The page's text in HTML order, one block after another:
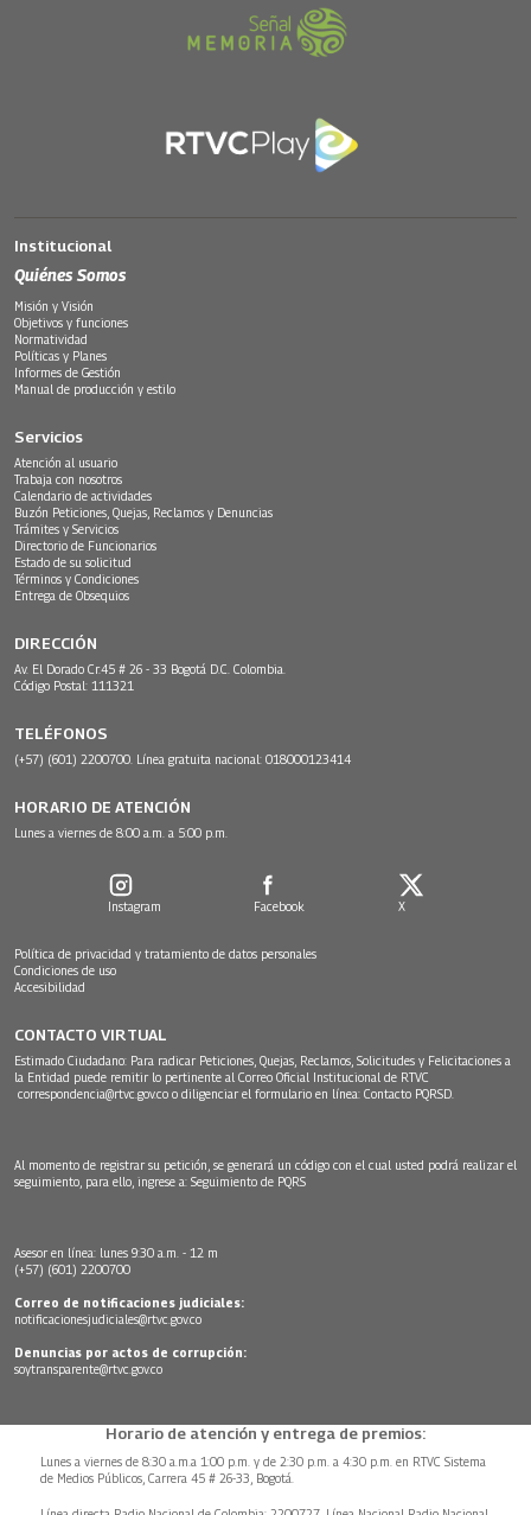
Institucional
Quiénes Somos
Misión y Visión
Objetivos y funciones
Normatividad
Políticas y Planes
Informes de Gestión
Manual de producción y estilo
Servicios
Atención al usuario
Trabaja con nosotros
Calendario de actividades
Buzón Peticiones, Quejas, Reclamos y Denuncias
Trámites y Servicios
Directorio de Funcionarios
Estado de su solicitud
Términos y Condiciones
Entrega de Obsequios
DIRECCIÓN
Av. El Dorado Cr.45 # 26 - 33 Bogotá D.C. Colombia.
Código Postal: 111321
TELÉFONOS
(+57) (601) 2200700. Línea gratuita nacional: 018000123414
HORARIO DE ATENCIÓN
Lunes a viernes de 8:00 a.m. a 5:00 p.m.
Instagram Facebook X
Política de privacidad y tratamiento de datos personales
Condiciones de uso
Accesibilidad
CONTACTO VIRTUAL
Estimado Ciudadano: Para radicar Peticiones, Quejas, Reclamos, Solicitudes y Felicitaciones a
la Entidad puede remitir lo pertinente al Correo Oficial Institucional de RTVC
correspondencia@rtvc.gov.co o diligenciar el formulario en línea: Contacto PQRSD.
Al momento de registrar su petición, se generará un código con el cual usted podrá realizar el
seguimiento, para ello, ingrese a: Seguimiento de PQRS
Asesor en línea: lunes 9:30 a.m. - 12 m
(+57) (601) 2200700
Correo de notificaciones judiciales:
notificacionesjudiciales@rtvc.gov.co
Denuncias por actos de corrupción:
soytransparente@rtvc.gov.co
Horario de atención y entrega de premios:
Lunes a viernes de 8:30 a.m.a 1:00 p.m. y de 2:30 p.m. a 4:30 p.m. en RTVC Sistema
de Medios Públicos, Carrera 45 # 26-33, Bogotá.